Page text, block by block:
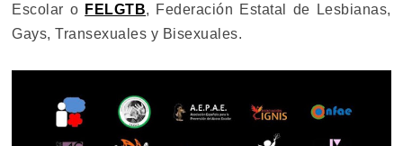
Escolar o FELGTB, Federación Estatal de Lesbianas,
Gays, Transexuales y Bisexuales.